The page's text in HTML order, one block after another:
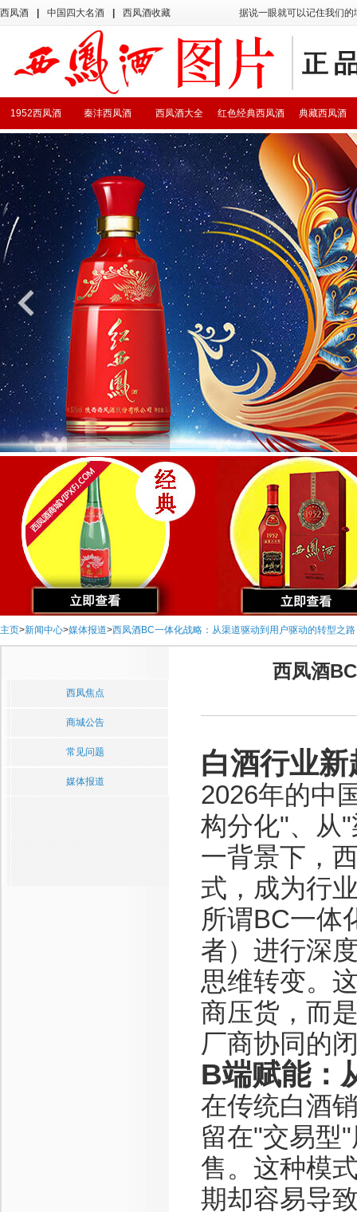
西凤酒 中国四大名酒 西凤酒收藏 据说一眼就可以记住我们
典藏西凤酒
红色经典西凤酒
西凤酒大全
秦沣西凤酒
1952西凤酒
主页>新闻中心>媒体报道>西凤酒BC一体化战略：从渠道驱动到用户驱动的转型之路
西凤焦点
商城公告
常见问题
媒体报道
西凤酒
白酒行业
2026年的中
构分化"、从
一背景下，
式，成为行
所谓BC一体
者）进行深
思维转变。
商压货，而
厂商协同的
B端赋能：
在传统白酒
留在"交易型
售。这种模
期却容易导